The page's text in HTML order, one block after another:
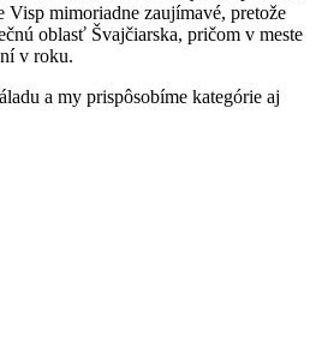
Visp mimoriadne zaujímavé, pretože
oblasť Švajčiarska, pričom v meste
v roku.
a my prispôsobíme kategórie aj